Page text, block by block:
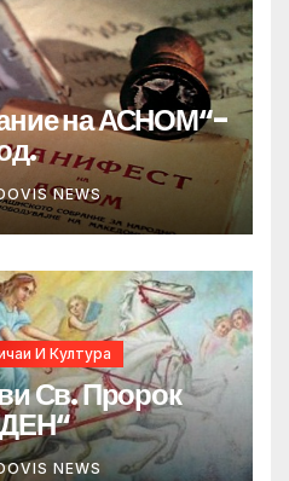
на АСНОМ“-
NEWS
И Култура
Св. Пророк
NEWS